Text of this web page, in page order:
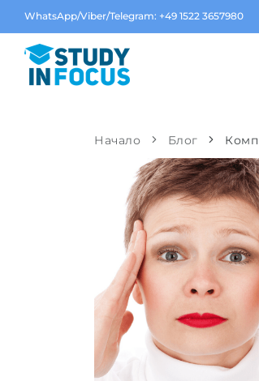
WhatsApp/Viber/Telegram: +49 1522 3657980
Начало Блог